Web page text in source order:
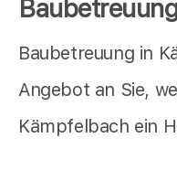
Baubetreuung in
Angebot an Sie,
Kämpfelbach ein